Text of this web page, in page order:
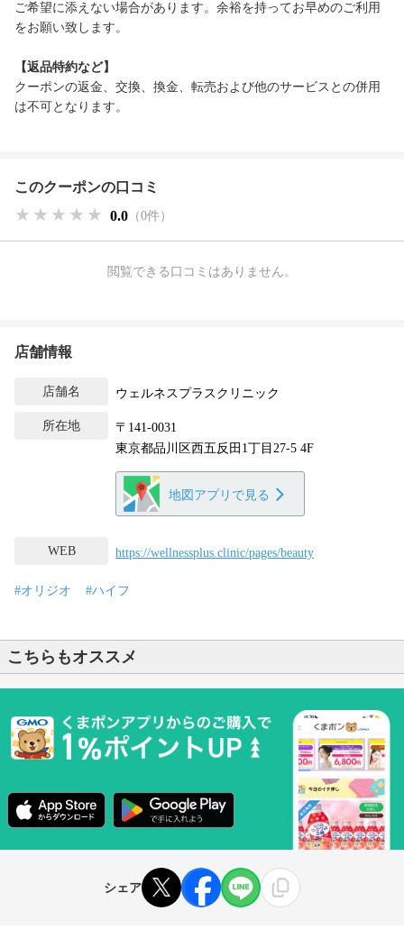
ご希望に添えない場合があります。余裕を持ってお早めのご利用
をお願い致します。
【返品特約など】
クーポンの返金、交換、換金、転売および他のサービスとの併用
は不可となります。
このクーポンの口コミ
★★★★★
★★★★★
★★★★★ 0.0 （0件）
閲覧できる口コミはありません。
店舗情報
店舗名 ウェルネスプラスクリニック
所在地
〒141-0031
東京都品川区西五反田1丁目27-5 4F
地図アプリで見る
WEB https://wellnessplus.clinic/pages/beauty
#オリジオ #ハイフ
こちらもオススメ
シェア